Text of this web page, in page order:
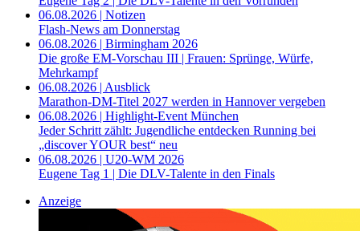
06.08.2026 | Notizen
Flash-News am Donnerstag
06.08.2026 | Birmingham 2026
Die große EM-Vorschau III | Frauen: Sprünge, Würfe,
Mehrkampf
06.08.2026 | Ausblick
Marathon-DM-Titel 2027 werden in Hannover vergeben
06.08.2026 | Highlight-Event München
Jeder Schritt zählt: Jugendliche entdecken Running bei
„discover YOUR best“ neu
06.08.2026 | U20-WM 2026
Eugene Tag 1 | Die DLV-Talente in den Finals
Anzeige